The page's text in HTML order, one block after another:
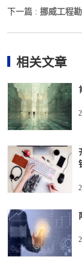
下一篇 : 挪威工程
相关文章